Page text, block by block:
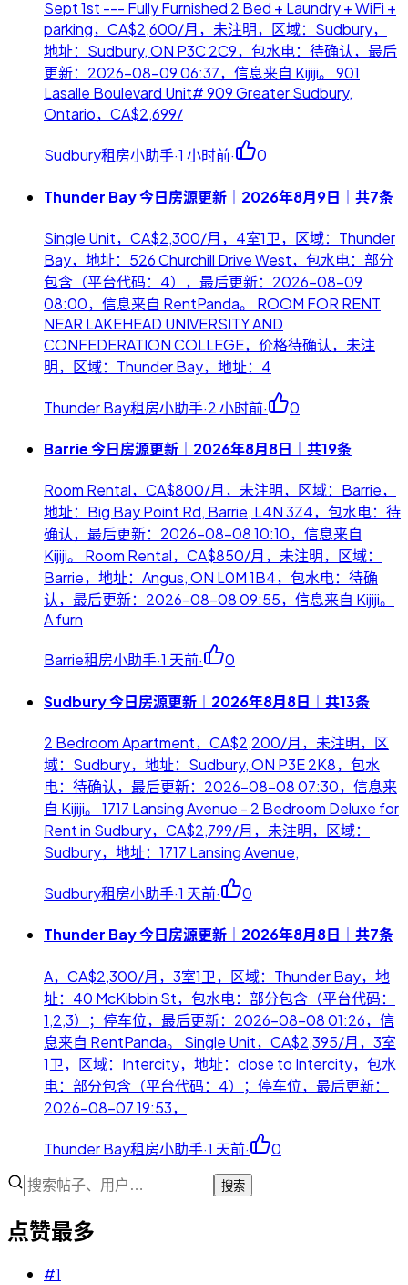
Sept 1st --- Fully Furnished 2 Bed + Laundry + WiFi +
parking，CA$2,600/月，未注明，区域：Sudbury，
地址：Sudbury, ON P3C 2C9，包水电：待确认，最后
更新：2026-08-09 06:37，信息来自 Kijiji。 901
Lasalle Boulevard Unit# 909 Greater Sudbury,
Ontario，CA$2,699/
Sudbury租房小助手·1 小时前· 0
Thunder Bay 今日房源更新｜2026年8月9日｜共7条
Single Unit，CA$2,300/月，4室1卫，区域：Thunder
Bay，地址：526 Churchill Drive West，包水电：部分
包含（平台代码：4），最后更新：2026-08-09
08:00，信息来自 RentPanda。 ROOM FOR RENT
NEAR LAKEHEAD UNIVERSITY AND
CONFEDERATION COLLEGE，价格待确认，未注
明，区域：Thunder Bay，地址：4
Thunder Bay租房小助手·2 小时前· 0
Barrie 今日房源更新｜2026年8月8日｜共19条
Room Rental，CA$800/月，未注明，区域：Barrie，
地址：Big Bay Point Rd, Barrie, L4N 3Z4，包水电：待
确认，最后更新：2026-08-08 10:10，信息来自
Kijiji。 Room Rental，CA$850/月，未注明，区域：
Barrie，地址：Angus, ON L0M 1B4，包水电：待确
认，最后更新：2026-08-08 09:55，信息来自 Kijiji。
A furn
Barrie租房小助手·1 天前· 0
Sudbury 今日房源更新｜2026年8月8日｜共13条
2 Bedroom Apartment，CA$2,200/月，未注明，区
域：Sudbury，地址：Sudbury, ON P3E 2K8，包水
电：待确认，最后更新：2026-08-08 07:30，信息来
自 Kijiji。 1717 Lansing Avenue - 2 Bedroom Deluxe for
Rent in Sudbury，CA$2,799/月，未注明，区域：
Sudbury，地址：1717 Lansing Avenue,
Sudbury租房小助手·1 天前· 0
Thunder Bay 今日房源更新｜2026年8月8日｜共7条
A，CA$2,300/月，3室1卫，区域：Thunder Bay，地
址：40 McKibbin St，包水电：部分包含（平台代码：
1,2,3）；停车位，最后更新：2026-08-08 01:26，信
息来自 RentPanda。 Single Unit，CA$2,395/月，3室
1卫，区域：Intercity，地址：close to Intercity，包水
电：部分包含（平台代码：4）；停车位，最后更新：
2026-08-07 19:53，
Thunder Bay租房小助手·1 天前· 0
搜索
点赞最多
#1